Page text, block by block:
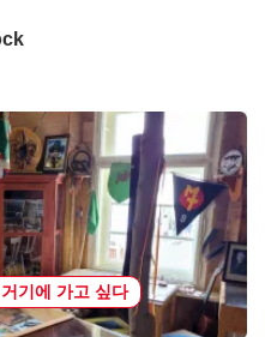
기에 가고 싶다